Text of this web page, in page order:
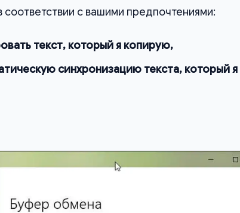
соответствии с вашими предпочтениями:
текст, который я копирую,
синхронизацию текста, который я